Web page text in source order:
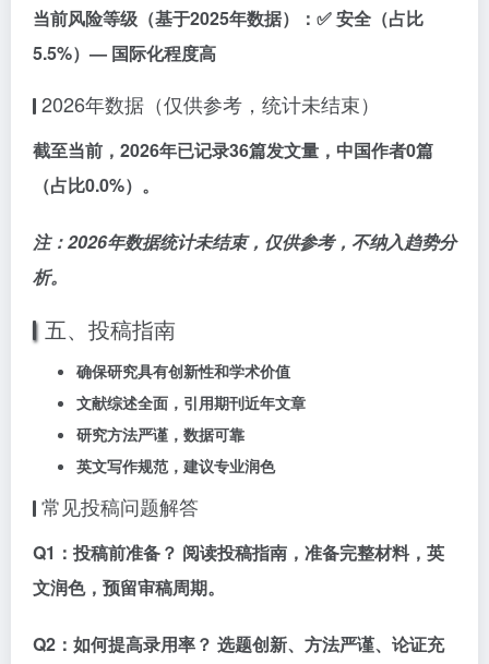
当前风险等级 （基于2025年数据）：✅安全 （占比
5.5%）— 国际化程度高
2026年数据（仅供参考，统计未结束）
截至当前，2026年已记录36篇发文量，中国作者0篇
（占比0.0%）。
注：2026年数据统计未结束，仅供参考，不纳入趋势分
析。
五、投稿指南
确保研究具有创新性和学术价值
文献综述全面，引用期刊近年文章
研究方法严谨，数据可靠
英文写作规范，建议专业润色
常见投稿问题解答
Q1：投稿前准备？ 阅读投稿指南，准备完整材料，英
文润色，预留审稿周期。
Q2：如何提高录用率？ 选题创新、方法严谨、论证充